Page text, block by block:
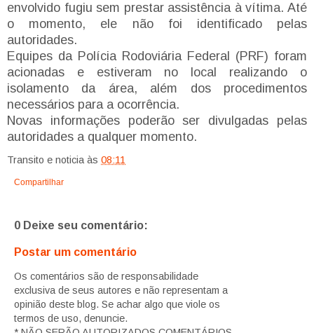
envolvido fugiu sem prestar assistência à vítima. Até
o momento, ele não foi identificado pelas
autoridades.
Equipes da Polícia Rodoviária Federal (PRF) foram
acionadas e estiveram no local realizando o
isolamento da área, além dos procedimentos
necessários para a ocorrência.
Novas informações poderão ser divulgadas pelas
autoridades a qualquer momento.
Transito e noticia às 08:11
Compartilhar
0 Deixe seu comentário:
Postar um comentário
Os comentários são de responsabilidade
exclusiva de seus autores e não representam a
opinião deste blog. Se achar algo que viole os
termos de uso, denuncie.